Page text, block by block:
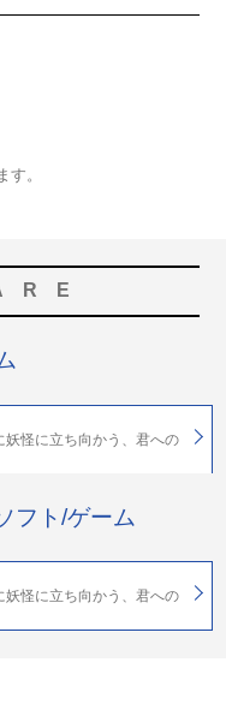
す。
怪に立ち向かう、君への
フト/ゲーム
怪に立ち向かう、君への